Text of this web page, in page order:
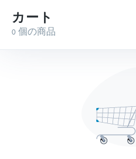
カート
0 個の商品